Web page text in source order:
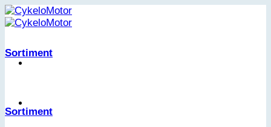
Skip
to
Sortiment
Sortiment